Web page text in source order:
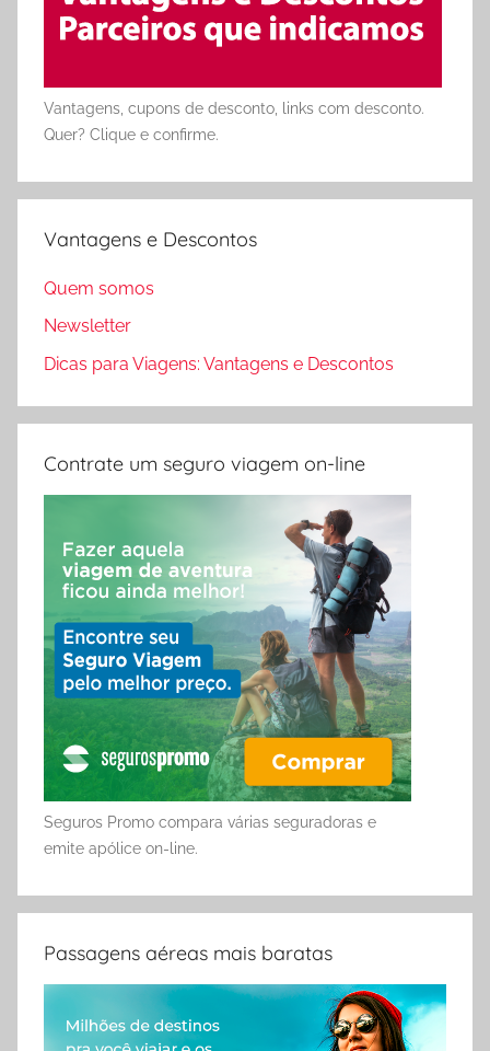
Vantagens, cupons de desconto, links com desconto.
Quer? Clique e confirme.
Vantagens e Descontos
Quem somos
Newsletter
Dicas para Viagens: Vantagens e Descontos
Contrate um seguro viagem on-line
Seguros Promo compara várias seguradoras e
emite apólice on-line.
Passagens aéreas mais baratas